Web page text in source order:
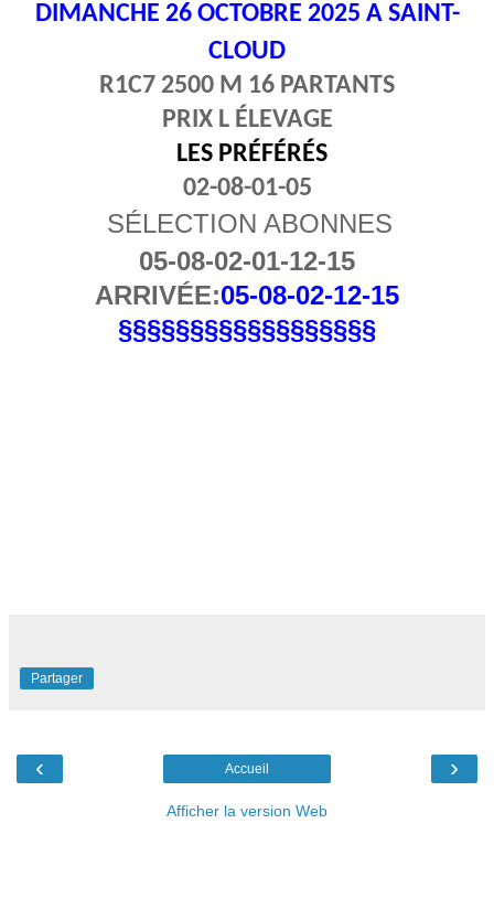
DIMANCHE 26OCTOBRE 2025 A SAINT-
CLOUD
R1C7 2500 M 16 PARTANTS
PRIX L ÉLEVAGE
LES PRÉFÉRÉS
02-08-01-05
SÉLECTION ABONNES
05-08-02-01-12-15
ARRIVÉE:05-08-02-12-15
§§§§§§§§§§§§§§§§§§
Partager
‹ ›
Accueil
Afficher la version Web